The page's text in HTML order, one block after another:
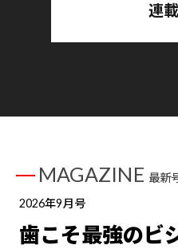
連
MAGAZINE 最新
2026年9月号
歯こそ最強のビ